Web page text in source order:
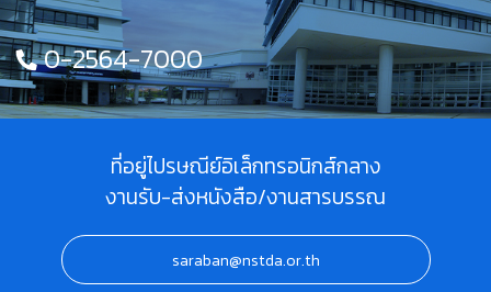
0-2564-7000
ที่อยู่ไปรษณีย์อิเล็กทรอนิกส์กลาง
งานรับ-ส่งหนังสือ/งานสารบรรณ
saraban@nstda.or.th